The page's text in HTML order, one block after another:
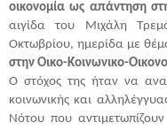
οικονομία ως απάντηση
αιγίδα του Μιχάλη
Οκτωβρίου, ημερίδα με
στην Οικο-Κοινωνικο-
Ο στόχος της ήταν να
κοινωνικής και
Νότου που